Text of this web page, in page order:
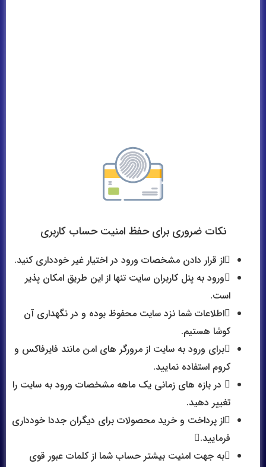
نکات ضروری برای حفظ امنیت حساب کاربری
از قرار دادن مشخصات ورود در اختیار غیر خودداری کنید.
ورود به پنل کاربران سایت تنها از این طریق امکان پذیر
است.
اطلاعات شما نزد سایت محفوظ بوده و در نگهداری آن
کوشا هستیم.
برای ورود به سایت از مرورگر های امن مانند فایرفاکس و
کروم استفاده نمایید.
در بازه های زمانی یک ماهه مشخصات ورود به سایت را
تغییر دهید.
از پرداخت و خرید محصولات برای دیگران جددا خودداری
فرمایید.
به جهت امنیت بیشتر حساب شما از کلمات عبور قوی